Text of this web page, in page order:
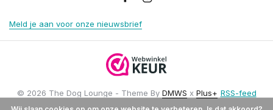
Meld je aan voor onze nieuwsbrief
© 2026 The Dog Lounge - Theme By DMWS x Plus+ RSS-feed